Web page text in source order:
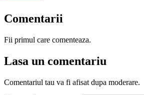
Comentarii
Fii primul care comenteaza.
Lasa un comentariu
Comentariul tau va fi afisat dupa moderare.